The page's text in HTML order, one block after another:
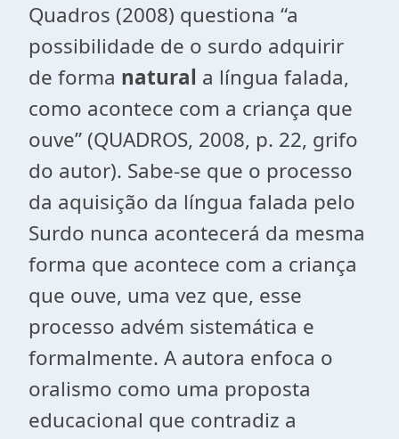
Quadros (2008) questiona “a
possibilidade de o surdo adquirir
de forma natural a língua falada,
como acontece com a criança que
ouve” (QUADROS, 2008, p. 22, grifo
do autor). Sabe-se que o processo
da aquisição da língua falada pelo
Surdo nunca acontecerá da mesma
forma que acontece com a criança
que ouve, uma vez que, esse
processo advém sistemática e
formalmente. A autora enfoca o
oralismo como uma proposta
educacional que contradiz a